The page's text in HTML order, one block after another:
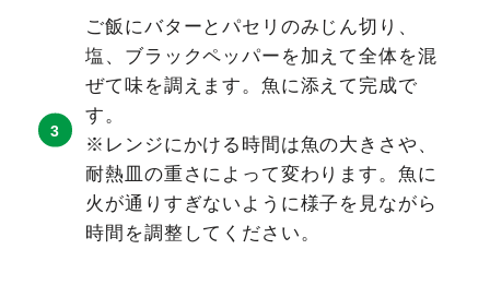
ご飯にバターとパセリのみじん切り、
塩、ブラックペッパーを加えて全体を混
ぜて味を調えます。魚に添えて完成で
す。
※レンジにかける時間は魚の大きさや、
耐熱皿の重さによって変わります。魚に
火が通りすぎないように様子を見ながら
時間を調整してください。